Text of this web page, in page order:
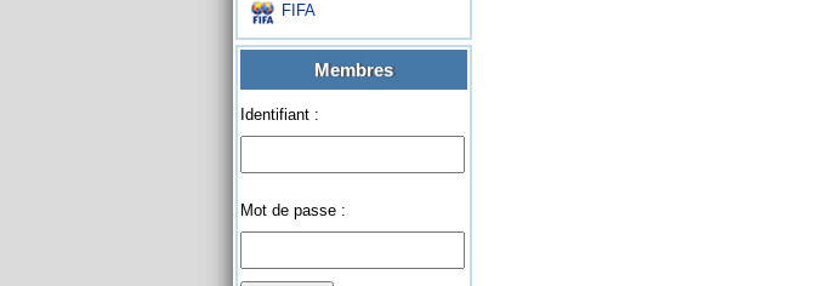
FIFA
Membres
Identifiant :
Mot de passe :